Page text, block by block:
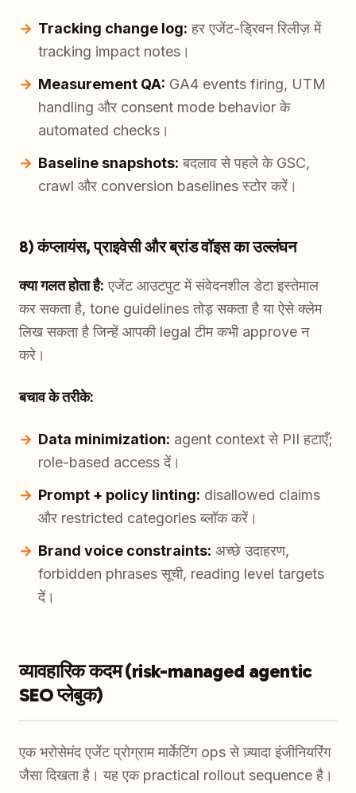
Tracking change log: हर एजेंट-ड्रिवन रिलीज़ में
tracking impact notes।
Measurement QA: GA4 events firing, UTM
handling और consent mode behavior के
automated checks।
Baseline snapshots: बदलाव से पहले के GSC,
crawl और conversion baselines स्टोर करें।
8) कंप्लायंस, प्राइवेसी और ब्रांड वॉइस का उल्लंघन
क्या गलत होता है: एजेंट आउटपुट में संवेदनशील डेटा इस्तेमाल
कर सकता है, tone guidelines तोड़ सकता है या ऐसे क्लेम
लिख सकता है जिन्हें आपकी legal टीम कभी approve न
करे।
बचाव के तरीके:
Data minimization: agent context से PII हटाएँ;
role-based access दें।
Prompt + policy linting: disallowed claims
और restricted categories ब्लॉक करें।
Brand voice constraints: अच्छे उदाहरण,
forbidden phrases सूची, reading level targets
दें।
व्यावहारिक कदम (risk-managed agentic
SEO प्लेबुक)
एक भरोसेमंद एजेंट प्रोग्राम मार्केटिंग ops से ज़्यादा इंजीनियरिंग
जैसा दिखता है। यह एक practical rollout sequence है।